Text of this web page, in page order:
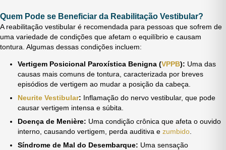
Quem Pode se Beneficiar da Reabilitação Vestibular?
A reabilitação vestibular é recomendada para pessoas que sofrem de
uma variedade de condições que afetam o equilíbrio e causam
tontura. Algumas dessas condições incluem:
Vertigem Posicional Paroxística Benigna (VPPB): Uma das
causas mais comuns de tontura, caracterizada por breves
episódios de vertigem ao mudar a posição da cabeça.
Neurite Vestibular: Inflamação do nervo vestibular, que pode
causar vertigem intensa e súbita.
Doença de Menière: Uma condição crônica que afeta o ouvido
interno, causando vertigem, perda auditiva e zumbido.
Síndrome de Mal do Desembarque: Uma sensação